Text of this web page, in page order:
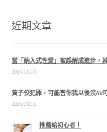
近期文章
當「納入式性愛」被誤解成進步，
2025/11/03
黃子佼犯罪，可能害你我以後沒AV
2025/03/15
推薦給初心者！